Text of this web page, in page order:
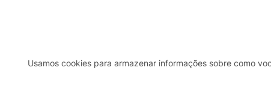
Usamos cookies para armazenar informações sobre como